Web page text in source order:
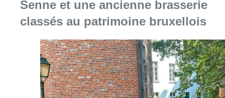
Senne et une ancienne brasserie
classés au patrimoine bruxellois